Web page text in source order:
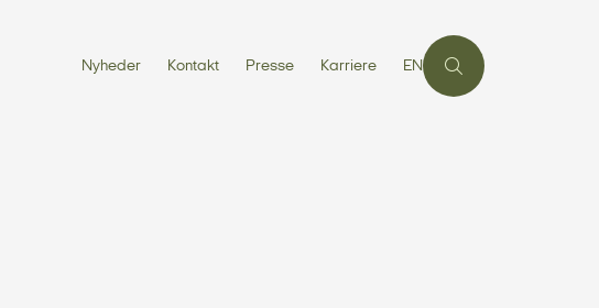
Nyheder Kontakt Presse Karriere EN